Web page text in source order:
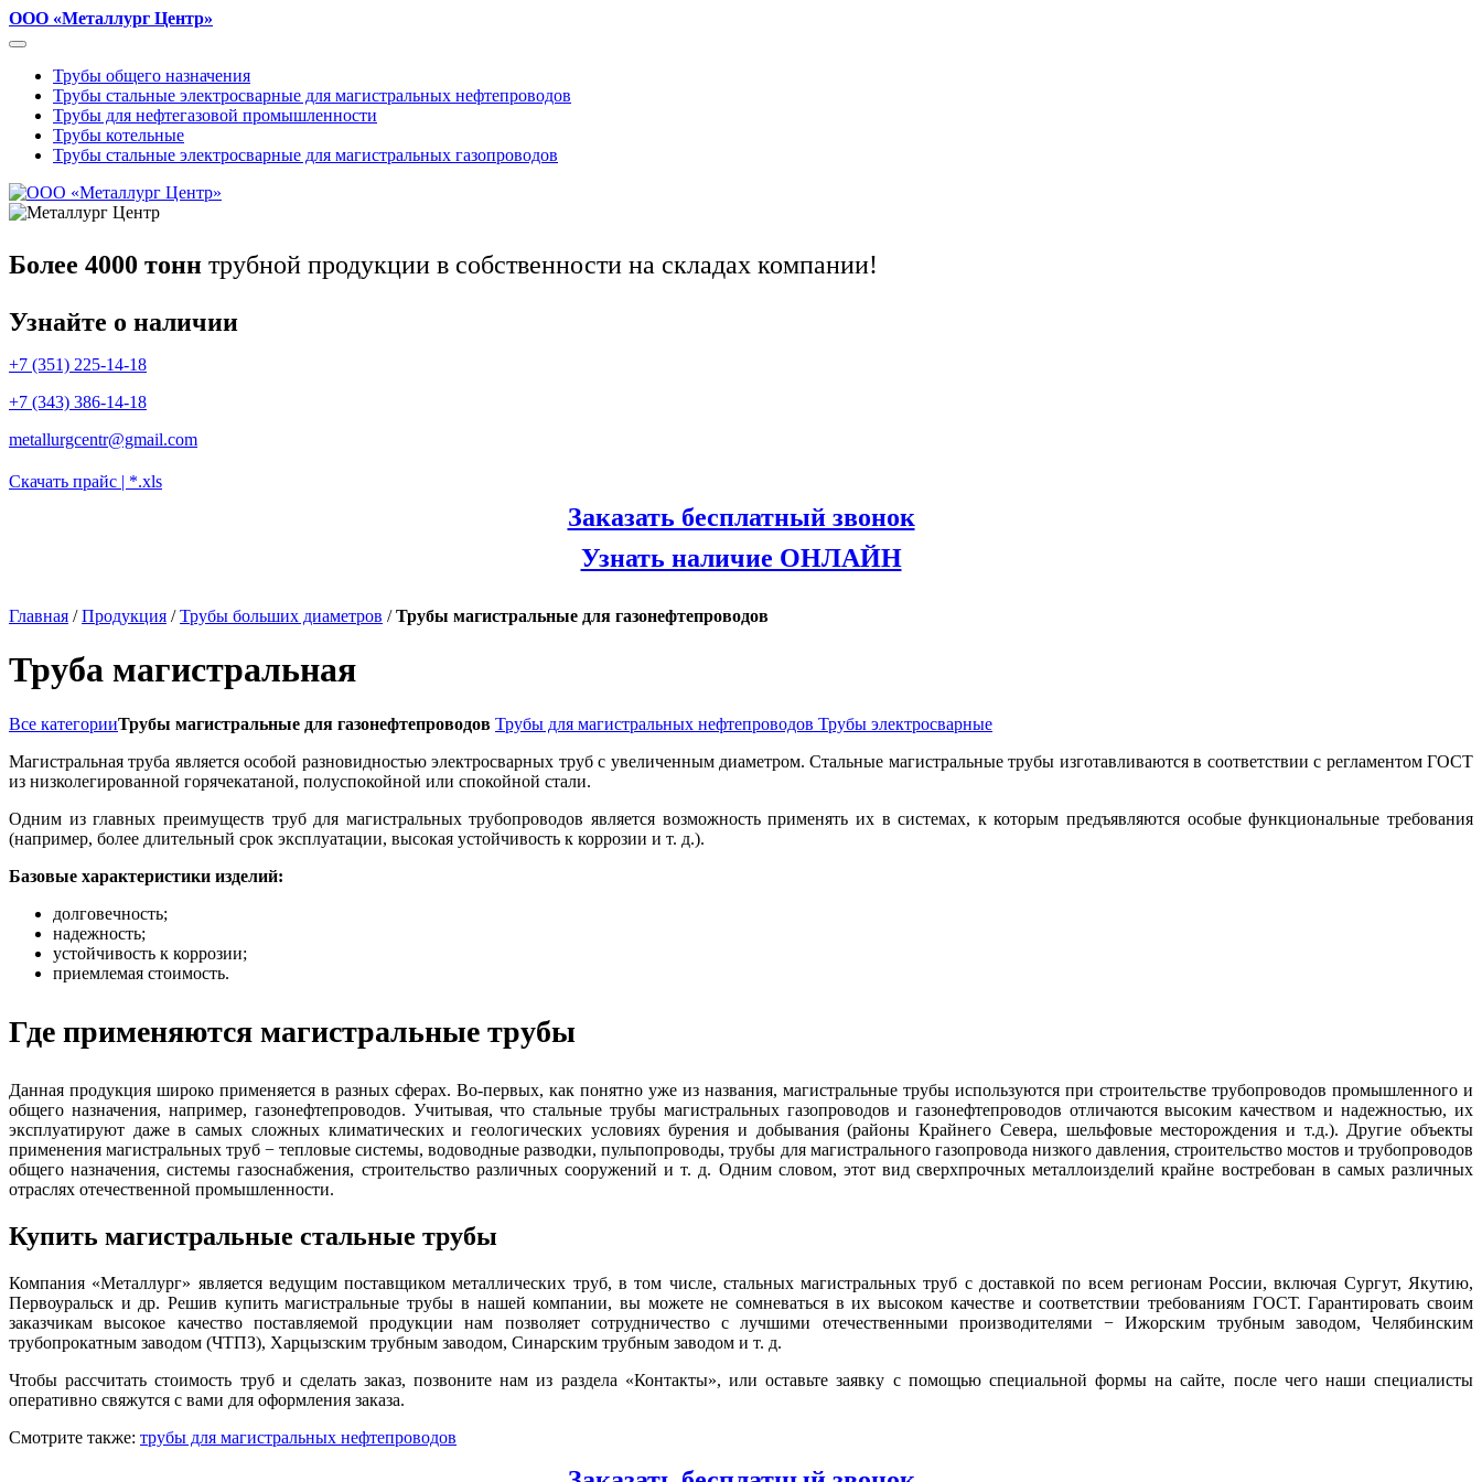
ООО «Металлург Центр»
Трубы общего назначения
Трубы стальные электросварные для магистральных нефтепроводов
Трубы для нефтегазовой промышленности
Трубы котельные
Трубы стальные электросварные для магистральных газопроводов
Более 4000 тонн трубной продукции в собственности на складах компании!
Узнайте о наличии
+7 (351) 225-14-18
+7 (343) 386-14-18
metallurgcentr@gmail.com
Скачать прайс | *.xls
Заказать бесплатный звонок
Узнать наличие ОНЛАЙН
Главная /Продукция /Трубы больших диаметров /Трубы магистральные для газонефтепроводов
Труба магистральная
Все категорииТрубы магистральные для газонефтепроводов Трубы для магистральных нефтепроводов Трубы электросварные
Магистральная труба является особой разновидностью электросварных труб с увеличенным диаметром. Стальные магистральные трубы изготавливаются в соответствии с регламентом ГОСТ
из низколегированной горячекатаной, полуспокойной или спокойной стали.
Одним из главных преимуществ труб для магистральных трубопроводов является возможность применять их в системах, к которым предъявляются особые функциональные требования
(например, более длительный срок эксплуатации, высокая устойчивость к коррозии и т. д.).
Базовые характеристики изделий:
долговечность;
надежность;
устойчивость к коррозии;
приемлемая стоимость.
Где применяются магистральные трубы
Данная продукция широко применяется в разных сферах. Во-первых, как понятно уже из названия, магистральные трубы используются при строительстве трубопроводов промышленного и
общего назначения, например, газонефтепроводов. Учитывая, что стальные трубы магистральных газопроводов и газонефтепроводов отличаются высоким качеством и надежностью, их
эксплуатируют даже в самых сложных климатических и геологических условиях бурения и добывания (районы Крайнего Севера, шельфовые месторождения и т.д.). Другие объекты
применения магистральных труб − тепловые системы, водоводные разводки, пульпопроводы, трубы для магистрального газопровода низкого давления, строительство мостов и трубопроводов
общего назначения, системы газоснабжения, строительство различных сооружений и т. д. Одним словом, этот вид сверхпрочных металлоизделий крайне востребован в самых различных
отраслях отечественной промышленности.
Купить магистральные стальные трубы
Компания «Металлург» является ведущим поставщиком металлических труб, в том числе, стальных магистральных труб с доставкой по всем регионам России, включая Сургут, Якутию,
Первоуральск и др. Решив купить магистральные трубы в нашей компании, вы можете не сомневаться в их высоком качестве и соответствии требованиям ГОСТ. Гарантировать своим
заказчикам высокое качество поставляемой продукции нам позволяет сотрудничество с лучшими отечественными производителями − Ижорским трубным заводом, Челябинским
трубопрокатным заводом (ЧТПЗ), Харцызским трубным заводом, Cинарским трубным заводом и т. д.
Чтобы рассчитать стоимость труб и сделать заказ, позвоните нам из раздела «Контакты», или оставьте заявку с помощью специальной формы на сайте, после чего наши специалисты
оперативно свяжутся с вами для оформления заказа.
Смотрите также: трубы для магистральных нефтепроводов